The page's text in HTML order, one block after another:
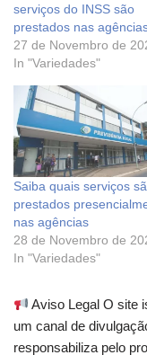
serviços do INSS são
prestados nas
27 de Novembro de
In "Variedades"
Saiba quais serviços
prestados
nas agências
28 de Novembro de
In "Variedades"
Aviso Legal O site
um canal de
responsabiliza pelo